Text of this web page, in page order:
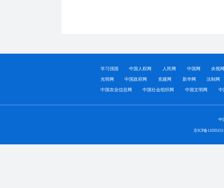
学习强国 中国人权网 人民网 中国网 央视
光明网 中国政府网 党建网 新华网 法制网
中国农业信息网 中国社会组织网 中国文明网 中
中
京ICP备